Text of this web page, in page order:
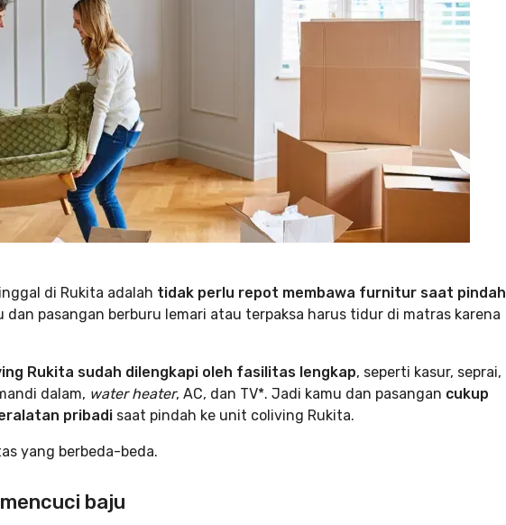
di Rukita adalah tidak perlu repot membawa furnitur saat pindah
dan pasangan berburu lemari atau terpaksa harus tidur di matras karena
Rukita sudah dilengkapi oleh fasilitas lengkap, seperti kasur, seprai,
dalam, water heater, AC, dan TV*. Jadi kamu dan pasangan cukup
pribadi saat pindah ke unit coliving Rukita.
yang berbeda-beda.
baju